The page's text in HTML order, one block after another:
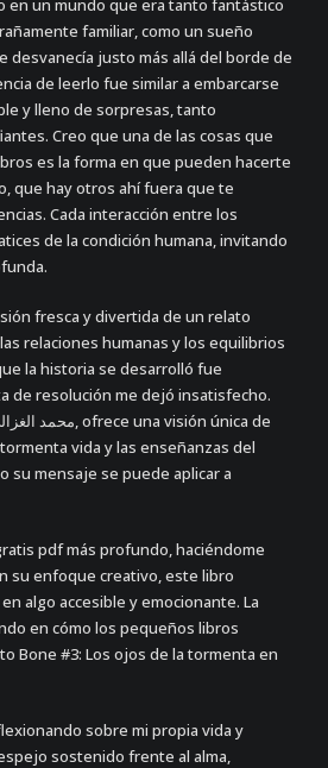
en un mundo que era tanto fantástico
familiar, como un sueño
desvanecía justo más allá del borde de
de leerlo fue similar a embarcarse
y lleno de sorpresas, tanto
Creo que una de las cosas que
es la forma en que pueden hacerte
que hay otros ahí fuera que te
Cada interacción entre los
de la condición humana, invitando
fresca y divertida de un relato
relaciones humanas y los equilibrios
la historia se desarrolló fue
de resolución me dejó insatisfecho.
vida y las enseñanzas del
su mensaje se puede aplicar a
pdf más profundo, haciéndome
su enfoque creativo, este libro
algo accesible y emocionante. La
en cómo los pequeños libros
Bone #3: Los ojos de la tormenta en
sobre mi propia vida y
sostenido frente al alma,